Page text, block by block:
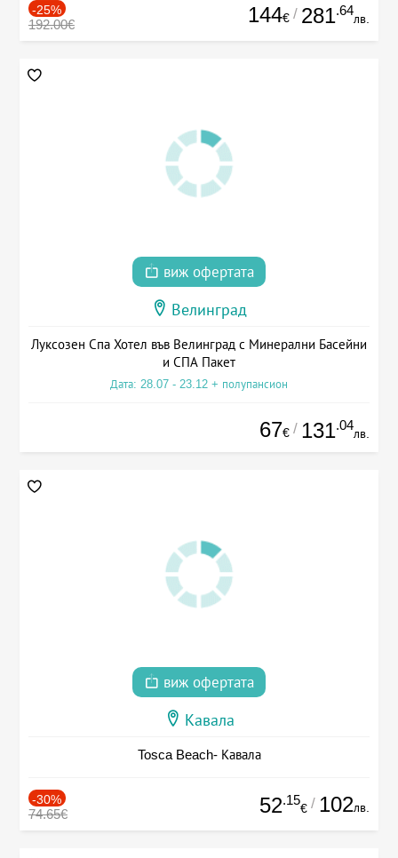
-25%
192.00€ 144€ / 281.64
лв.
виж офертата
Велинград
Луксозен Спа Хотел във Велинград с Минерални Басейни
и СПА Пакет
Дата: 28.07 - 23.12 + полупансион
67€ / 131.04
лв.
виж офертата
Кавала
Tosca Beach- Кавала
-30%
74.65€ 52.15
€ / 102лв.